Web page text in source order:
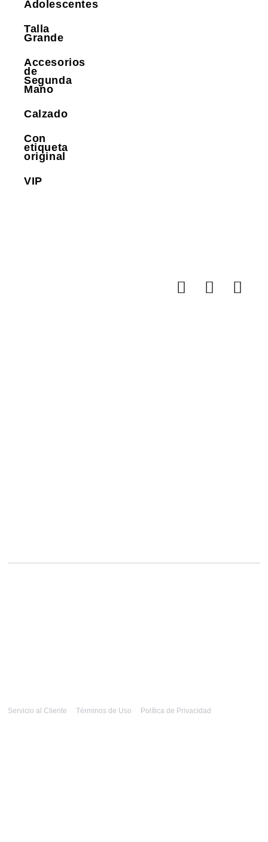
Adolescentes
Talla
Grande
Accesorios
de
Segunda
Mano
Calzado
Con
etiqueta
original
VIP
Servicio al Cliente Términos de Uso Política de Privacidad